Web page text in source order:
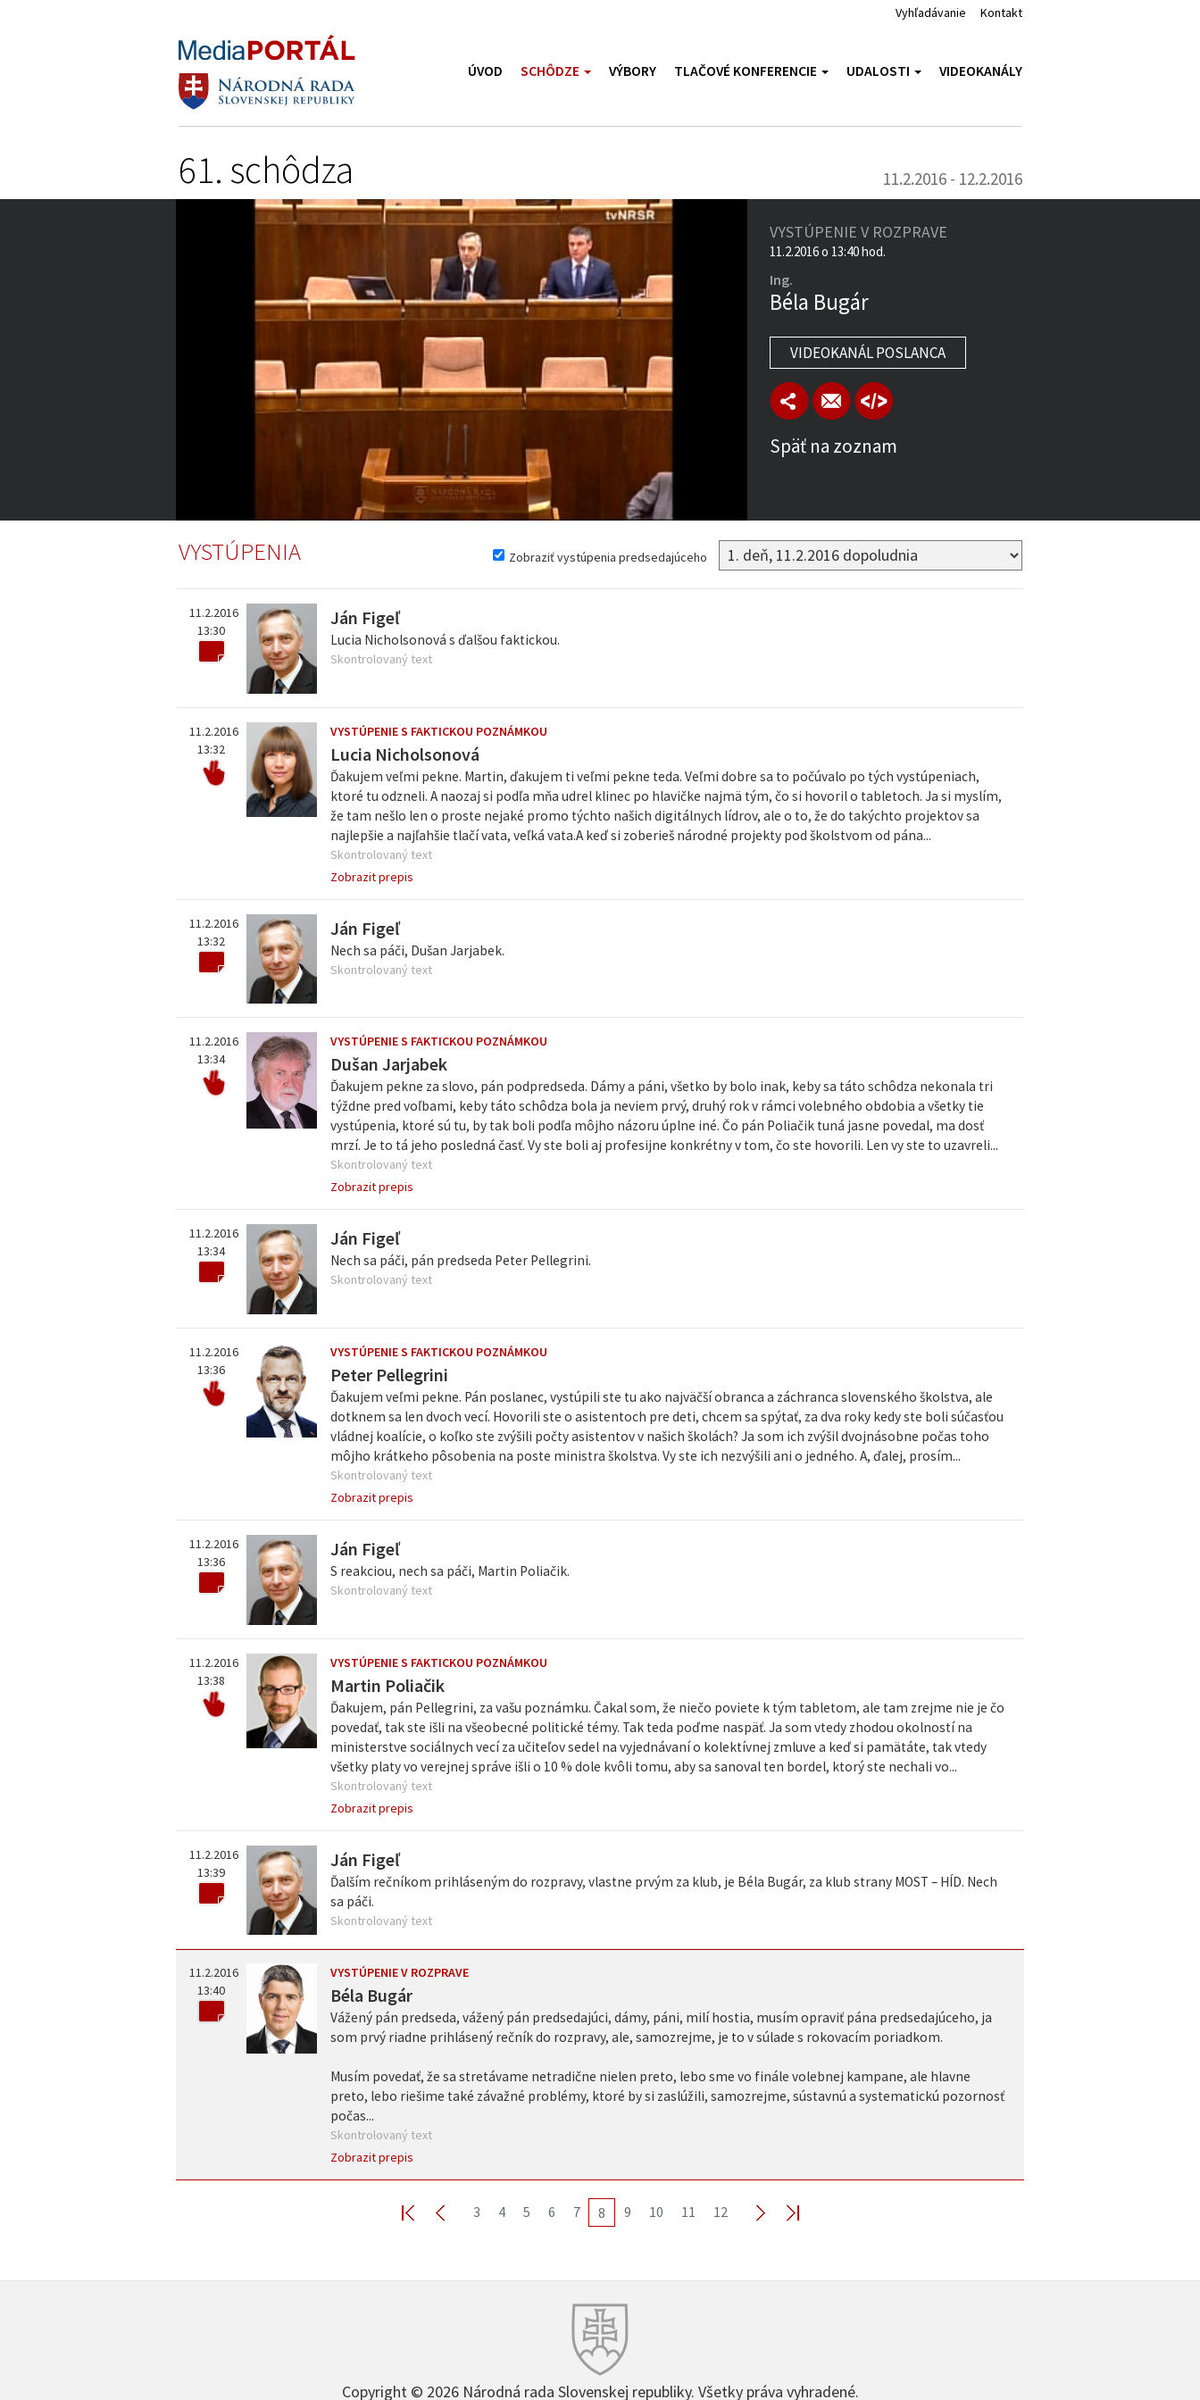
Vyhľadávanie Kontakt
ÚVOD SCHÔDZE VÝBORY TLAČOVÉ KONFERENCIE UDALOSTI VIDEOKANÁLY
61. schôdza 11.2.2016 - 12.2.2016
16:38:47Volume
VYSTÚPENIE V ROZPRAVE
11.2.2016 o 13:40 hod.
Ing.
Béla Bugár
VIDEOKANÁL POSLANCA
Späť na zoznam
VYSTÚPENIA Zobraziť vystúpenia predsedajúceho
11.2.2016
13:30
Ján Figeľ
Lucia Nicholsonová s ďalšou faktickou.
Skontrolovaný text
11.2.2016
13:32
VYSTÚPENIE S FAKTICKOU POZNÁMKOU
Lucia Nicholsonová
Ďakujem veľmi pekne. Martin, ďakujem ti veľmi pekne teda. Veľmi dobre sa to počúvalo po tých vystúpeniach,
ktoré tu odzneli. A naozaj si podľa mňa udrel klinec po hlavičke najmä tým, čo si hovoril o tabletoch. Ja si myslím,
že tam nešlo len o proste nejaké promo týchto našich digitálnych lídrov, ale o to, že do takýchto projektov sa
najlepšie a najľahšie tlačí vata, veľká vata.A keď si zoberieš národné projekty pod školstvom od pána...
Skontrolovaný text
Zobrazit prepis
11.2.2016
13:32
Ján Figeľ
Nech sa páči, Dušan Jarjabek.
Skontrolovaný text
11.2.2016
13:34
VYSTÚPENIE S FAKTICKOU POZNÁMKOU
Dušan Jarjabek
Ďakujem pekne za slovo, pán podpredseda. Dámy a páni, všetko by bolo inak, keby sa táto schôdza nekonala tri
týždne pred voľbami, keby táto schôdza bola ja neviem prvý, druhý rok v rámci volebného obdobia a všetky tie
vystúpenia, ktoré sú tu, by tak boli podľa môjho názoru úplne iné. Čo pán Poliačik tuná jasne povedal, ma dosť
mrzí. Je to tá jeho posledná časť. Vy ste boli aj profesijne konkrétny v tom, čo ste hovorili. Len vy ste to uzavreli...
Skontrolovaný text
Zobrazit prepis
11.2.2016
13:34
Ján Figeľ
Nech sa páči, pán predseda Peter Pellegrini.
Skontrolovaný text
11.2.2016
13:36
VYSTÚPENIE S FAKTICKOU POZNÁMKOU
Peter Pellegrini
Ďakujem veľmi pekne. Pán poslanec, vystúpili ste tu ako najväčší obranca a záchranca slovenského školstva, ale
dotknem sa len dvoch vecí. Hovorili ste o asistentoch pre deti, chcem sa spýtať, za dva roky kedy ste boli súčasťou
vládnej koalície, o koľko ste zvýšili počty asistentov v našich školách? Ja som ich zvýšil dvojnásobne počas toho
môjho krátkeho pôsobenia na poste ministra školstva. Vy ste ich nezvýšili ani o jedného. A, ďalej, prosím...
Skontrolovaný text
Zobrazit prepis
11.2.2016
13:36
Ján Figeľ
S reakciou, nech sa páči, Martin Poliačik.
Skontrolovaný text
11.2.2016
13:38
VYSTÚPENIE S FAKTICKOU POZNÁMKOU
Martin Poliačik
Ďakujem, pán Pellegrini, za vašu poznámku. Čakal som, že niečo poviete k tým tabletom, ale tam zrejme nie je čo
povedať, tak ste išli na všeobecné politické témy. Tak teda poďme naspäť. Ja som vtedy zhodou okolností na
ministerstve sociálnych vecí za učiteľov sedel na vyjednávaní o kolektívnej zmluve a keď si pamätáte, tak vtedy
všetky platy vo verejnej správe išli o 10 % dole kvôli tomu, aby sa sanoval ten bordel, ktorý ste nechali vo...
Skontrolovaný text
Zobrazit prepis
11.2.2016
13:39
Ján Figeľ
Ďalším rečníkom prihláseným do rozpravy, vlastne prvým za klub, je Béla Bugár, za klub strany MOST – HÍD. Nech
sa páči.
Skontrolovaný text
11.2.2016
13:40
VYSTÚPENIE V ROZPRAVE
Béla Bugár
Vážený pán predseda, vážený pán predsedajúci, dámy, páni, milí hostia, musím opraviť pána predsedajúceho, ja
som prvý riadne prihlásený rečník do rozpravy, ale, samozrejme, je to v súlade s rokovacím poriadkom.
Musím povedať, že sa stretávame netradične nielen preto, lebo sme vo finále volebnej kampane, ale hlavne
preto, lebo riešime také závažné problémy, ktoré by si zaslúžili, samozrejme, sústavnú a systematickú pozornosť
počas...
Skontrolovaný text
Zobrazit prepis
3 4 5 6 7 8 9 10 11 12
Copyright © 2026 Národná rada Slovenskej republiky. Všetky práva vyhradené.